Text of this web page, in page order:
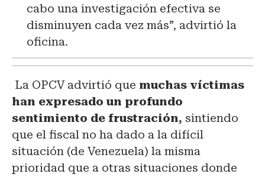
cabo una investigación efectiva se
disminuyen cada vez más”, advirtió la
oficina.
La OPCV advirtió que muchas víctimas
han expresado un profundo
sentimiento de frustración, sintiendo
que el fiscal no ha dado a la difícil
situación (de Venezuela) la misma
prioridad que a otras situaciones donde